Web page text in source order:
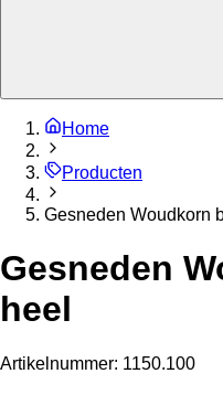
Home
Producten
Gesneden Woudkorn
Gesneden
heel
Artikelnummer: 1150.100